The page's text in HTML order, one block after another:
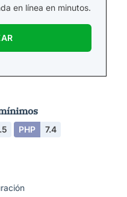
en línea en minutos.
PHP 7.4